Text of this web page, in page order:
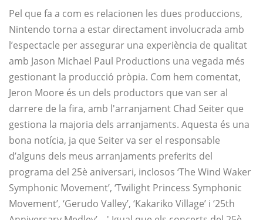
Pel que fa a com es relacionen les dues produccions,
Nintendo torna a estar directament involucrada amb
l’espectacle per assegurar una experiència de qualitat
amb Jason Michael Paul Productions una vegada més
gestionant la producció pròpia. Com hem comentat,
Jeron Moore és un dels productors que van ser al
darrere de la fira, amb l'arranjament Chad Seiter que
gestiona la majoria dels arranjaments. Aquesta és una
bona notícia, ja que Seiter va ser el responsable
d’alguns dels meus arranjaments preferits del
programa del 25è aniversari, inclosos ‘The Wind Waker
Symphonic Movement’, ‘Twilight Princess Symphonic
Movement’, ‘Gerudo Valley’, ‘Kakariko Village’ i ‘25th